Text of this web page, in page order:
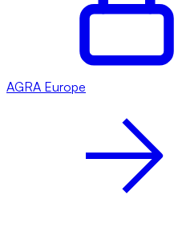
AGRA Europe